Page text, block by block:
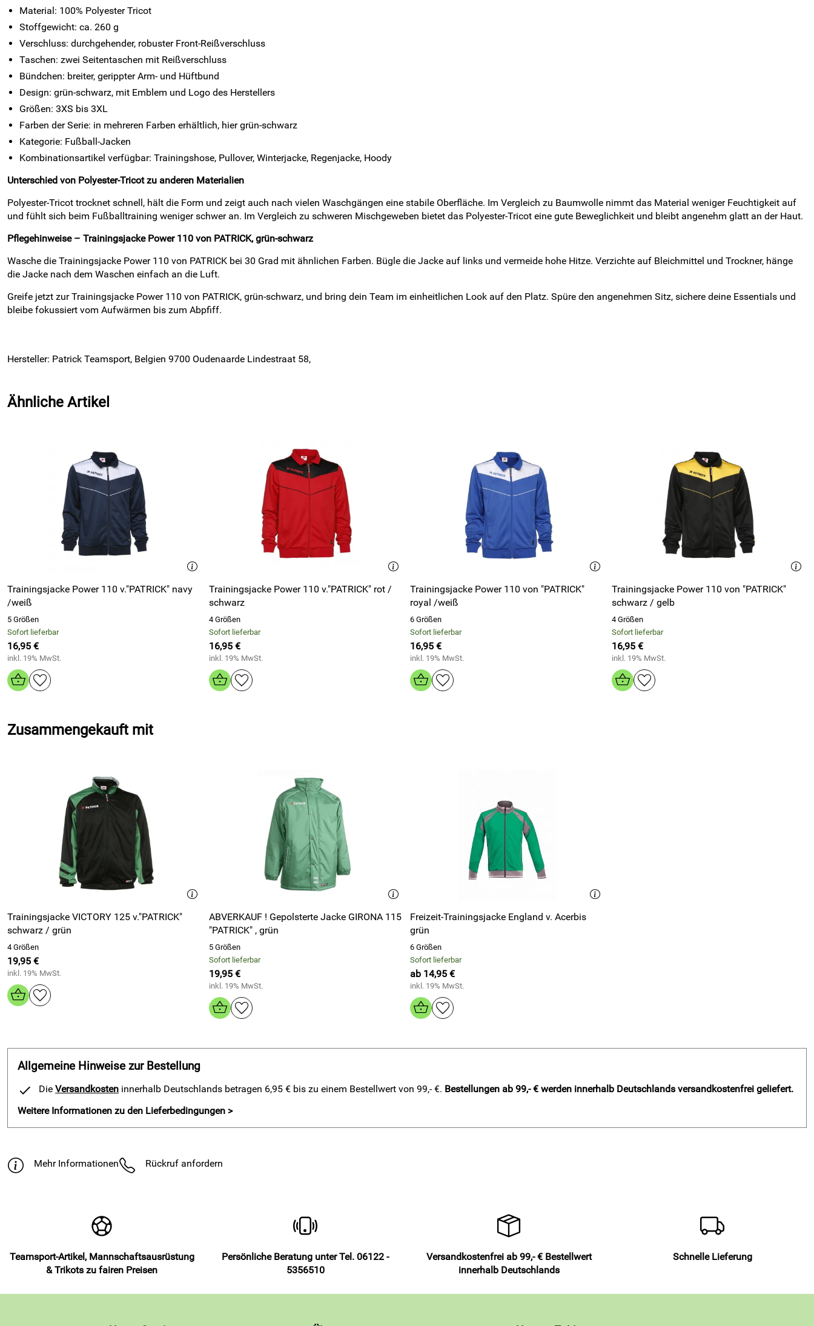
Material: 100% Polyester Tricot
Stoffgewicht: ca. 260 g
Verschluss: durchgehender, robuster Front-Reißverschluss
Taschen: zwei Seitentaschen mit Reißverschluss
Bündchen: breiter, gerippter Arm- und Hüftbund
Design: grün-schwarz, mit Emblem und Logo des Herstellers
Größen: 3XS bis 3XL
Farben der Serie: in mehreren Farben erhältlich, hier grün-schwarz
Kategorie: Fußball-Jacken
Kombinationsartikel verfügbar: Trainingshose, Pullover, Winterjacke, Regenjacke, Hoody
Unterschied von Polyester-Tricot zu anderen Materialien
Polyester-Tricot trocknet schnell, hält die Form und zeigt auch nach vielen Waschgängen eine stabile Oberfläche. Im Vergleich zu Baumwolle nimmt das Material weniger Feuchtigkeit auf
und fühlt sich beim Fußballtraining weniger schwer an. Im Vergleich zu schweren Mischgeweben bietet das Polyester-Tricot eine gute Beweglichkeit und bleibt angenehm glatt an der Haut.
Pflegehinweise – Trainingsjacke Power 110 von PATRICK, grün-schwarz
Wasche die Trainingsjacke Power 110 von PATRICK bei 30 Grad mit ähnlichen Farben. Bügle die Jacke auf links und vermeide hohe Hitze. Verzichte auf Bleichmittel und Trockner, hänge
die Jacke nach dem Waschen einfach an die Luft.
Greife jetzt zur Trainingsjacke Power 110 von PATRICK, grün-schwarz, und bring dein Team im einheitlichen Look auf den Platz. Spüre den angenehmen Sitz, sichere deine Essentials und
bleibe fokussiert vom Aufwärmen bis zum Abpfiff.
Hersteller: Patrick Teamsport, Belgien 9700 Oudenaarde Lindestraat 58,
Ähnliche Artikel
Trainingsjacke Power 110 v."PATRICK" navy
/weiß
5 Größen
Sofort lieferbar
16,95 €
inkl. 19% MwSt.
Trainingsjacke Power 110 v."PATRICK" rot /
schwarz
4 Größen
Sofort lieferbar
16,95 €
inkl. 19% MwSt.
Trainingsjacke Power 110 von "PATRICK"
royal /weiß
6 Größen
Sofort lieferbar
16,95 €
inkl. 19% MwSt.
Trainingsjacke Power 110 von "PATRICK"
schwarz / gelb
4 Größen
Sofort lieferbar
16,95 €
inkl. 19% MwSt.
Zusammengekauft mit
Trainingsjacke VICTORY 125 v."PATRICK"
schwarz / grün
4 Größen
19,95 €
inkl. 19% MwSt.
ABVERKAUF ! Gepolsterte Jacke GIRONA 115
"PATRICK" , grün
5 Größen
Sofort lieferbar
19,95 €
inkl. 19% MwSt.
Freizeit-Trainingsjacke England v. Acerbis
grün
6 Größen
Sofort lieferbar
ab 14,95 €
inkl. 19% MwSt.
Allgemeine Hinweise zur Bestellung
Die Versandkosten innerhalb Deutschlands betragen 6,95 € bis zu einem Bestellwert von 99,- €. Bestellungen ab 99,- € werden innerhalb Deutschlands versandkostenfrei geliefert.
Weitere Informationen zu den Lieferbedingungen >
Mehr Informationen Rückruf anfordern
Teamsport-Artikel, Mannschaftsausrüstung
& Trikots zu fairen Preisen
Persönliche Beratung unter Tel. 06122 -
5356510
Versandkostenfrei ab 99,- € Bestellwert
innerhalb Deutschlands
Schnelle Lieferung